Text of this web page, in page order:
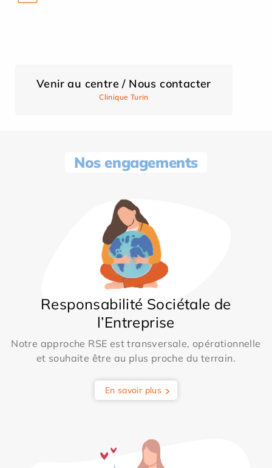
Venir au centre / Nous contacter
Clinique Turin
Nos engagements
Responsabilité Sociétale de
l’Entreprise
Notre approche RSE est transversale, opérationnelle
et souhaite être au plus proche du terrain.
En savoir plus